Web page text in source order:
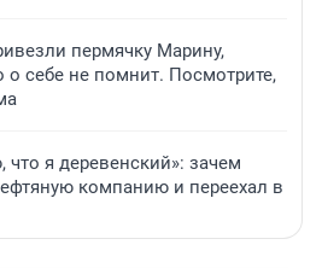
пермячку Марину,
о себе не помнит. Посмотрите,
что я деревенский»: зачем
компанию и переехал в